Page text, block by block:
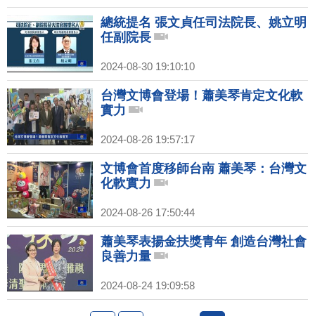
總統提名 張文貞任司法院長、姚立明
任副院長
2024-08-30 19:10:10
台灣文博會登場！蕭美琴肯定文化軟
實力
2024-08-26 19:57:17
文博會首度移師台南 蕭美琴：台灣文
化軟實力
2024-08-26 17:50:44
蕭美琴表揚金扶獎青年 創造台灣社會
良善力量
2024-08-24 19:09:58